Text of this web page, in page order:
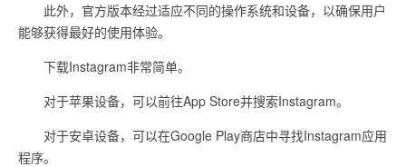
此外，官方版本经过适应不同的操作系统和设备，以确保用户
能够获得最好的使用体验。
下载Instagram非常简单。
对于苹果设备，可以前往App Store并搜索Instagram。
对于安卓设备，可以在Google Play商店中寻找Instagram应用
程序。